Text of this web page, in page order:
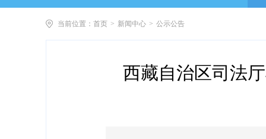
当前位置： 首页 > 新闻中心 > 公示公告
西藏自治区司法